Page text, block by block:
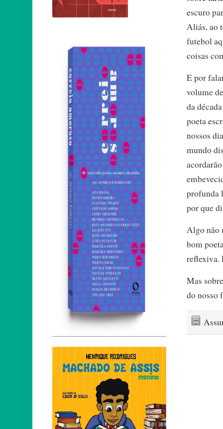
escuro
Aliás, ao
futebol
coisas
E por
volume
da
poeta
nossos
mundo
profunda
por que
Algo não
bom
reflexiva.
Mas
do nosso